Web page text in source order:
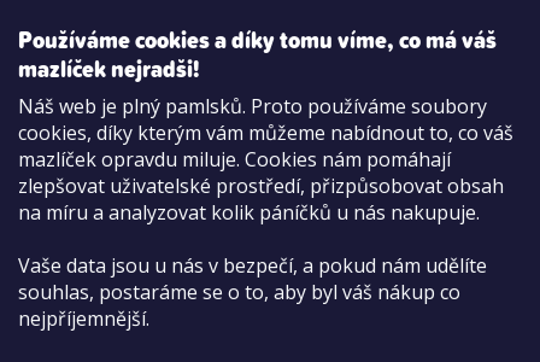
Používáme cookies a díky tomu víme, co má váš
mazlíček nejradši!
Náš web je plný pamlsků. Proto používáme soubory
cookies, díky kterým vám můžeme nabídnout to, co váš
mazlíček opravdu miluje. Cookies nám pomáhají
zlepšovat uživatelské prostředí, přizpůsobovat obsah
na míru a analyzovat kolik páníčků u nás nakupuje.
Vaše data jsou u nás v bezpečí, a pokud nám udělíte
souhlas, postaráme se o to, aby byl váš nákup co
nejpříjemnější.
Možnosti platby:
Dobírkou
Hotově i kartou na pobočce